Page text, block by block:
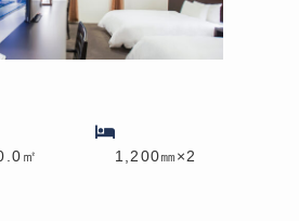
㎡ 1,200㎜×2